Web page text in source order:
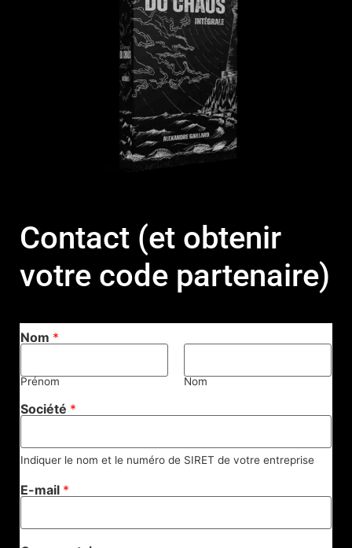
Contact (et obtenir
votre code partenaire)
Nom *
Prénom Nom
Société *
Indiquer le nom et le numéro de SIRET de votre entreprise
E-mail *
*